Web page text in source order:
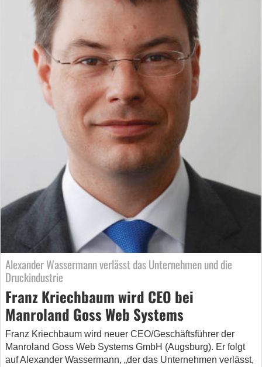
Alexander Wassermann verlässt das Unternehmen und die
Druckindustrie
Franz Kriechbaum wird CEO bei
Manroland Goss Web Systems
Franz Kriechbaum wird neuer CEO/Geschäftsführer der
Manroland Goss Web Systems GmbH (Augsburg). Er folgt
auf Alexander Wassermann, „der das Unternehmen verlässt,